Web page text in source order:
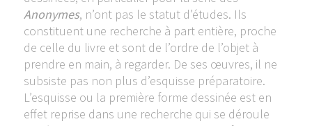
Anonymes, n’ont pas le statut d’études. Ils
constituent une recherche à part entière, proche
de celle du livre et sont de l’ordre de l’objet à
prendre en main, à regarder. De ses œuvres, il ne
subsiste pas non plus d’esquisse préparatoire.
L’esquisse ou la première forme dessinée est en
effet reprise dans une recherche qui se déroule